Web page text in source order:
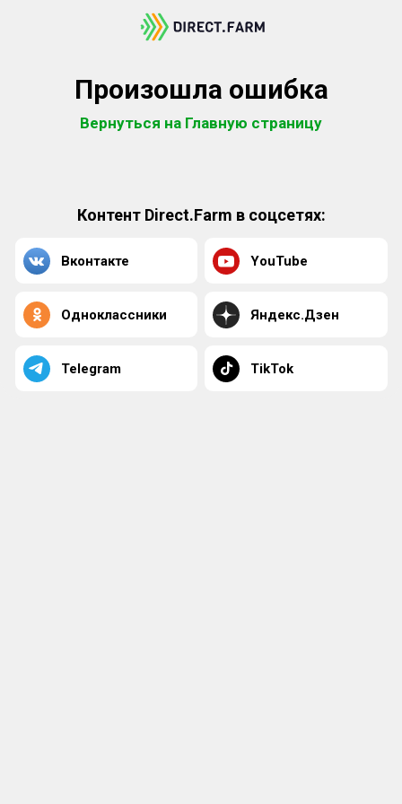
Произошла ошибка
Вернуться на Главную страницу
Контент Direct.Farm в соцсетях:
Вконтакте YouTube
Одноклассники Яндекс.Дзен
Telegram TikTok